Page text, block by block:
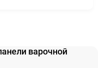
варочной